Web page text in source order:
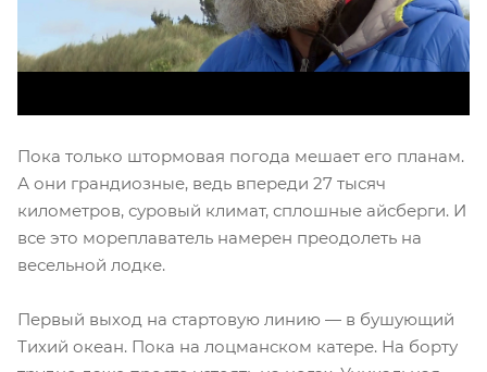
Пока только штормовая погода мешает его планам.
А они грандиозные, ведь впереди 27 тысяч
километров, суровый климат, сплошные айсберги. И
все это мореплаватель намерен преодолеть на
весельной лодке.
Первый выход на стартовую линию — в бушующий
Тихий океан. Пока на лоцманском катере. На борту